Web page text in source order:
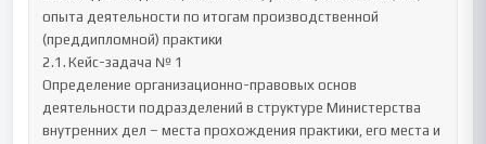
опыта деятельности по итогам производственной
(преддипломной) практики
2.1.	Кейс-задача № 1
Определение организационно-правовых основ
деятельности подразделений в структуре Министерства
внутренних дел – места прохождения практики, его места и